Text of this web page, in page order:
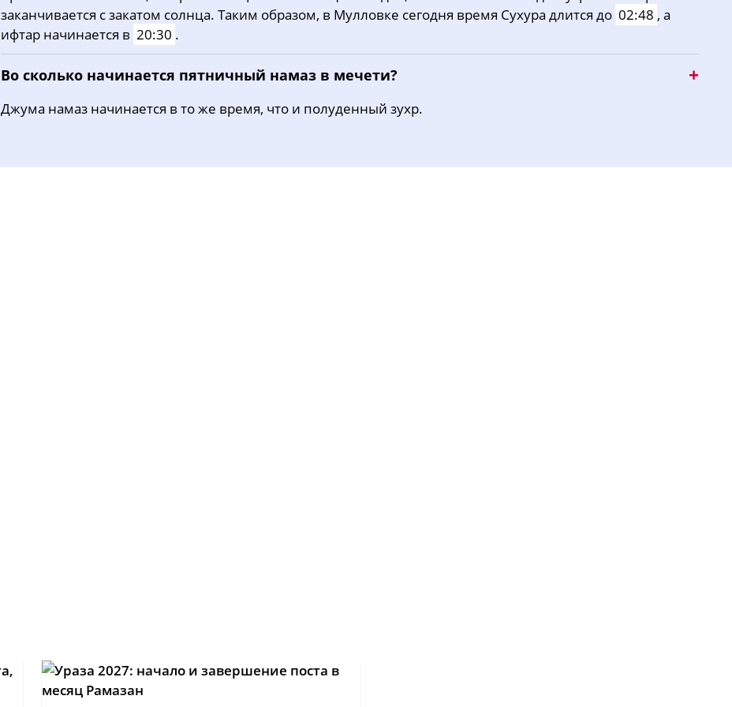
31, Пн
03:49 12:43 16:27 19:36 21:26
заканчивается с закатом солнца. Таким образом, в Мулловке сегодня время Сухура длится до 02:48 , а
ифтар начинается в 20:30 .
Во сколько начинается пятничный намаз в мечети?
Джума намаз начинается в то же время, что и полуденный зухр.